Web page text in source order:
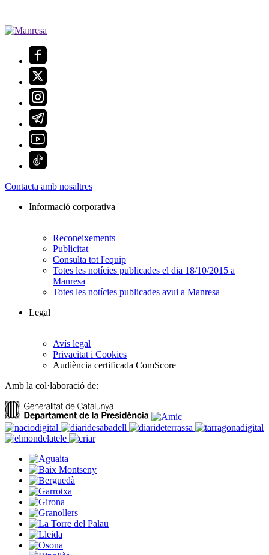
Contacta amb nosaltres
Informació corporativa
Reconeixements
Publicitat
Consulta tot l'equip
Totes les notícies publicades el dia 18/10/2015 a
Manresa
Totes les notícies publicades avui a Manresa
Legal
Avís legal
Privacitat i Cookies
Audiència certificada ComScore
Amb la col·laboració de: